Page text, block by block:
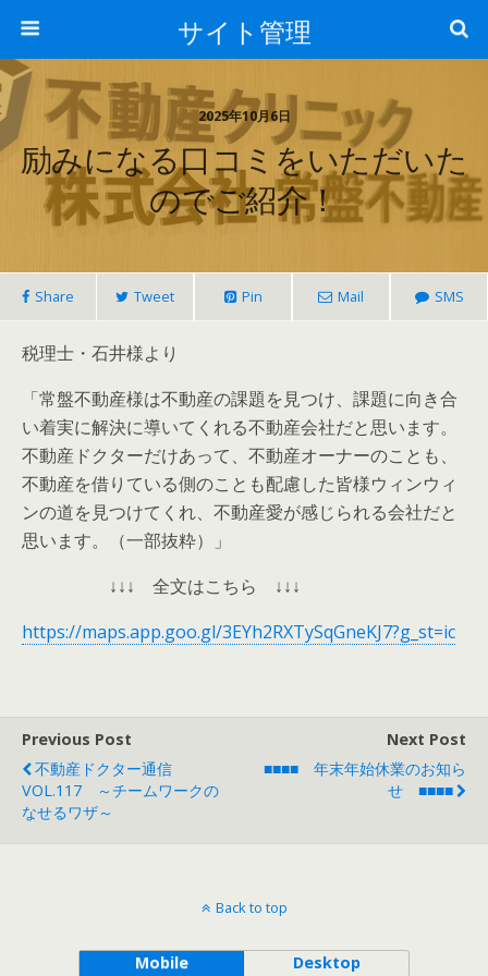
サイト管理
2025年10月6日
励みになる口コミをいただいた
のでご紹介！
Share Tweet Pin Mail SMS
税理士・石井様より
「常盤不動産様は不動産の課題を見つけ、課題に向き合
い着実に解決に導いてくれる不動産会社だと思います。
不動産ドクターだけあって、不動産オーナーのことも、
不動産を借りている側のことも配慮した皆様ウィンウィ
ンの道を見つけてくれ、不動産愛が感じられる会社だと
思います。（一部抜粋）」
↓↓↓ 全文はこちら ↓↓↓
https://maps.app.goo.gl/3EYh2RXTySqGneKJ7?g_st=ic
Previous Post
不動産ドクター通信
VOL.117 ～チームワークの
なせるワザ～
Next Post
■■■■ 年末年始休業のお知ら
せ ■■■■
Back to top
Mobile Desktop